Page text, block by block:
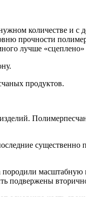
количестве и с
прочности
лучше
продуктов.
существенно
масштабную
подвержены